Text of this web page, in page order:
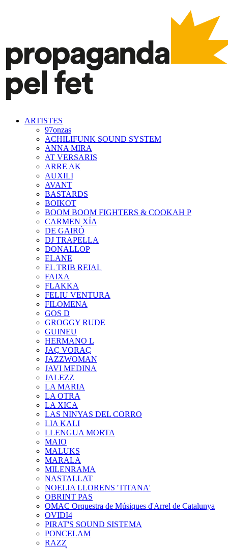
ARTISTES
97onzas
ACHILIFUNK SOUND SYSTEM
ANNA MIRA
AT VERSARIS
ARRE AK
AUXILI
AVANT
BASTARDS
BOIKOT
BOOM BOOM FIGHTERS & COOKAH P
CARMEN XÍA
DE GAIRÓ
DJ TRAPELLA
DONALLOP
ELANE
EL TRIB REIAL
FAIXA
FLAKKA
FELIU VENTURA
FILOMENA
GOS D
GROGGY RUDE
GUINEU
HERMANO L
JAÇ VORAÇ
JAZZWOMAN
JAVI MEDINA
JALEZZ
LA MARIA
LA OTRA
LA XICA
LAS NINYAS DEL CORRO
LIA KALI
LLENGUA MORTA
MAIO
MALUKS
MARALA
MILENRAMA
NASTALLAT
NOELIA LLORENS 'TITANA'
OBRINT PAS
OMAC Orquestra de Músiques d'Arrel de Catalunya
OVIDI4
PIRAT'S SOUND SISTEMA
PONCELAM
RAZZ